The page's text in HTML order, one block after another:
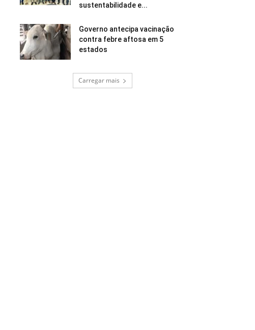
sustentabilidade e...
Governo antecipa vacinação
contra febre aftosa em 5
estados
Carregar mais